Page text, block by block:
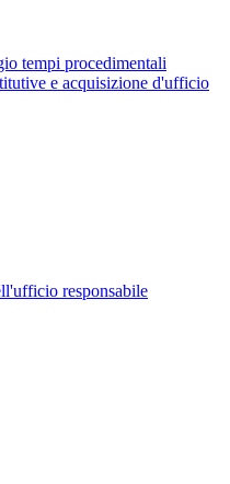
tempi procedimentali
e acquisizione d'ufficio
responsabile